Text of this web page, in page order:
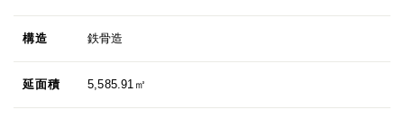
構造 鉄骨造
延面積 5,585.91㎡